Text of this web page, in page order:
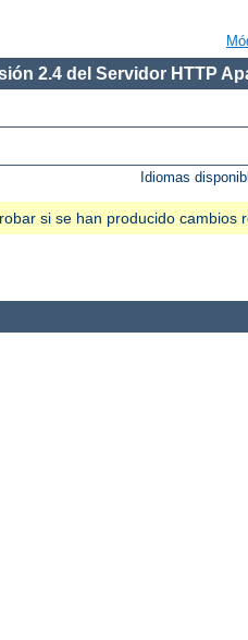
2.4 del Servidor HTTP
Idiomas
si se han producido cambios